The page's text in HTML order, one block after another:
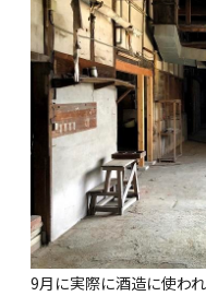
9月に実際に酒造に使わ